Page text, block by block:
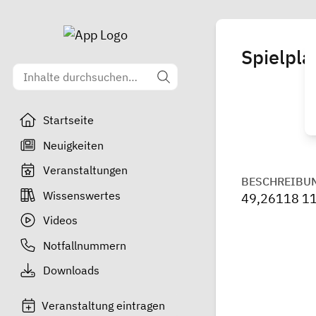
Startseite
Neuigkeiten
Veranstaltungen
Wissenswertes
Videos
Notfallnummern
Downloads
Veranstaltung eintragen
49,26118